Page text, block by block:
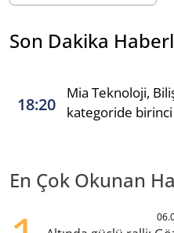
Son Dakika
18:20
Mia Teknoloji,
kategoride
En Çok Okunan